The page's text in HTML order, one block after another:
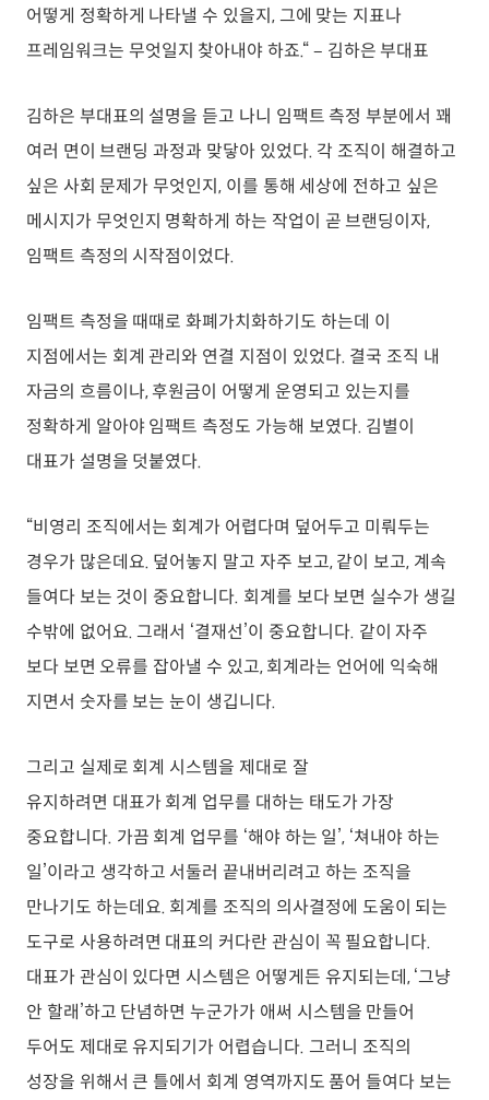
어떻게 정확하게 나타낼 수 있을지, 그에 맞는 지표나
프레임워크는 무엇일지 찾아내야 하죠.“ – 김하은 부대표
김하은 부대표의 설명을 듣고 나니 임팩트 측정 부분에서 꽤
여러 면이 브랜딩 과정과 맞닿아 있었다. 각 조직이 해결하고
싶은 사회 문제가 무엇인지, 이를 통해 세상에 전하고 싶은
메시지가 무엇인지 명확하게 하는 작업이 곧 브랜딩이자,
임팩트 측정의 시작점이었다.
임팩트 측정을 때때로 화폐가치화하기도 하는데 이
지점에서는 회계 관리와 연결 지점이 있었다. 결국 조직 내
자금의 흐름이나, 후원금이 어떻게 운영되고 있는지를
정확하게 알아야 임팩트 측정도 가능해 보였다. 김별이
대표가 설명을 덧붙였다.
“비영리 조직에서는 회계가 어렵다며 덮어두고 미뤄두는
경우가 많은데요. 덮어놓지 말고 자주 보고, 같이 보고, 계속
들여다 보는 것이 중요합니다. 회계를 보다 보면 실수가 생길
수밖에 없어요. 그래서 ‘결재선’이 중요합니다. 같이 자주
보다 보면 오류를 잡아낼 수 있고, 회계라는 언어에 익숙해
지면서 숫자를 보는 눈이 생깁니다.
그리고 실제로 회계 시스템을 제대로 잘
유지하려면 대표가 회계 업무를 대하는 태도가 가장
중요합니다. 가끔 회계 업무를 ‘해야 하는 일’, ‘쳐내야 하는
일’이라고 생각하고 서둘러 끝내버리려고 하는 조직을
만나기도 하는데요. 회계를 조직의 의사결정에 도움이 되는
도구로 사용하려면 대표의 커다란 관심이 꼭 필요합니다.
대표가 관심이 있다면 시스템은 어떻게든 유지되는데, ‘그냥
안 할래’하고 단념하면 누군가가 애써 시스템을 만들어
두어도 제대로 유지되기가 어렵습니다. 그러니 조직의
성장을 위해서 큰 틀에서 회계 영역까지도 품어 들여다 보는